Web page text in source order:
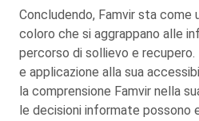
Concludendo, Famvir sta come
coloro che si aggrappano alle
percorso di sollievo e recupero.
e applicazione alla sua
la comprensione Famvir nella
le decisioni informate possono